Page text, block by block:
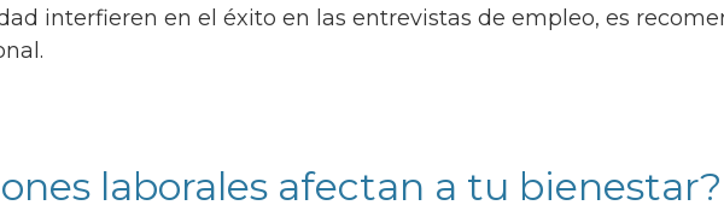
interfieren en el éxito en las entrevistas de empleo, es
laborales afectan a tu bienestar?